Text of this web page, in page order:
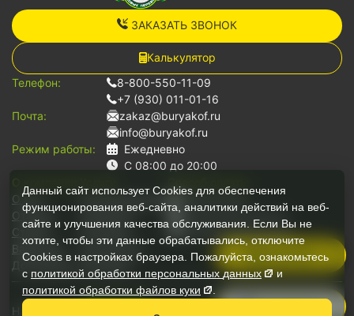
Позвонить
ЗАКАЗАТЬ ЗВОНОК
Калькулятор
Телефон:
8-800-550-11-09
+7 (930) 011-01-16
Почта:
zakaz@buryakof.ru
info@buryakof.ru
Режим работы:
Ежедневно
С 08:00 до 20:00
О компании:
О нас
Отзывы
Статьи
Вакансии
Документы
Грузоперевозки
Переезды
Грузчики
Для юр.лиц
Автопарк
Наличными
Банковской картой
Безналичный расчет
Наши медиа:
Данный сайт использует Cookies для обеспечения
функционирования веб-сайта, аналитики действий на веб-
сайте и улучшения качества обслуживания. Если Вы не
хотите, чтобы эти данные обрабатывались, отключите
Cookies в настройках браузера. Пожалуйста, ознакомьтесь
с политикой обработки персональных данных
и
политикой обработки файлов куки